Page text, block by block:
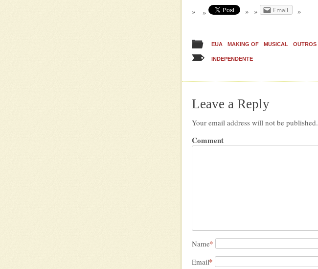
Email
EUA MAKING OF MUSICAL OUTROS
INDEPENDENTE
Leave a Reply
Your email address will not be published.
Comment
Name*
Email*